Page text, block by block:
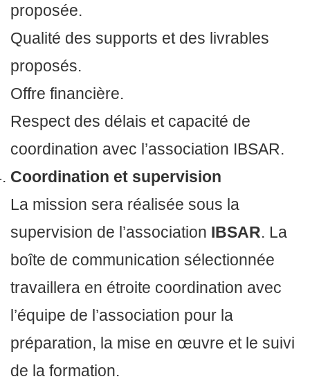
proposée.
Qualité des supports et des livrables
proposés.
Offre financière.
Respect des délais et capacité de
coordination avec l’association IBSAR.
Coordination et supervision
La mission sera réalisée sous la
supervision de l’association IBSAR. La
boîte de communication sélectionnée
travaillera en étroite coordination avec
l’équipe de l’association pour la
préparation, la mise en œuvre et le suivi
de la formation.